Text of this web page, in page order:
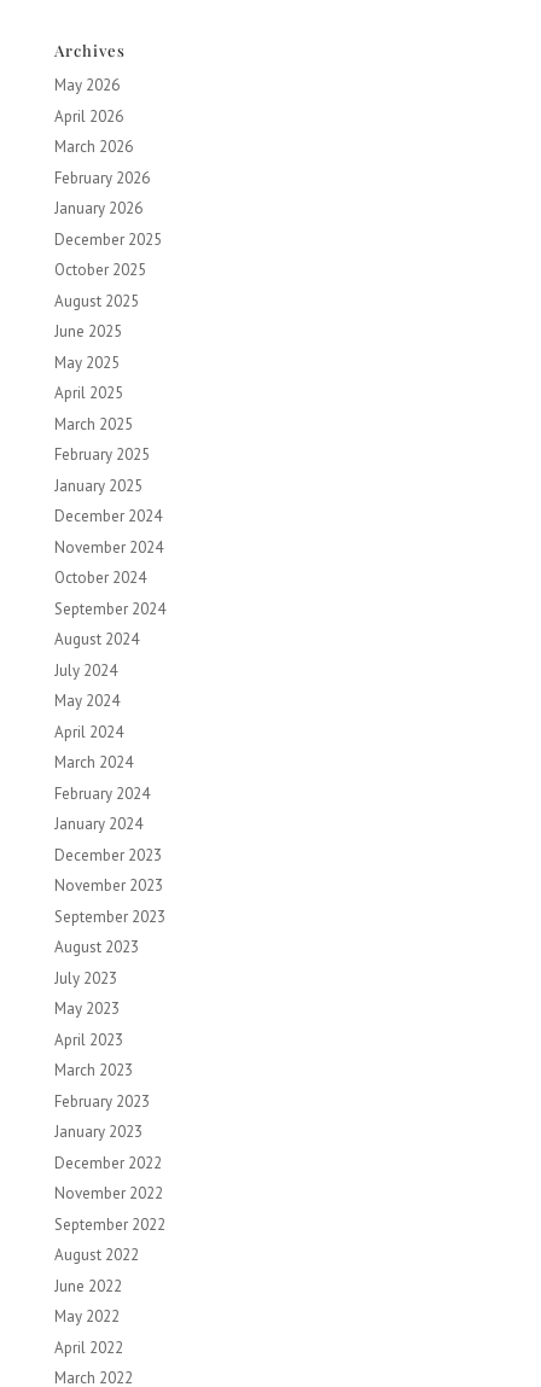
Archives
May 2026
April 2026
March 2026
February 2026
January 2026
December 2025
October 2025
August 2025
June 2025
May 2025
April 2025
March 2025
February 2025
January 2025
December 2024
November 2024
October 2024
September 2024
August 2024
July 2024
May 2024
April 2024
March 2024
February 2024
January 2024
December 2023
November 2023
September 2023
August 2023
July 2023
May 2023
April 2023
March 2023
February 2023
January 2023
December 2022
November 2022
September 2022
August 2022
June 2022
May 2022
April 2022
March 2022